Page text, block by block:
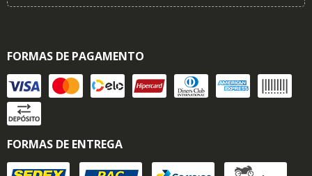
FORMAS DE PAGAMENTO
FORMAS DE ENTREGA